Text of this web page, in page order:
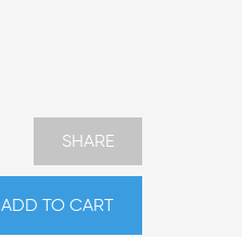
SHARE
ADD TO CART